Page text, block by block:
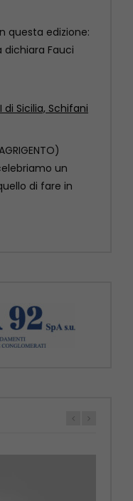
un
di fare in
“Non si
ormai ci sono